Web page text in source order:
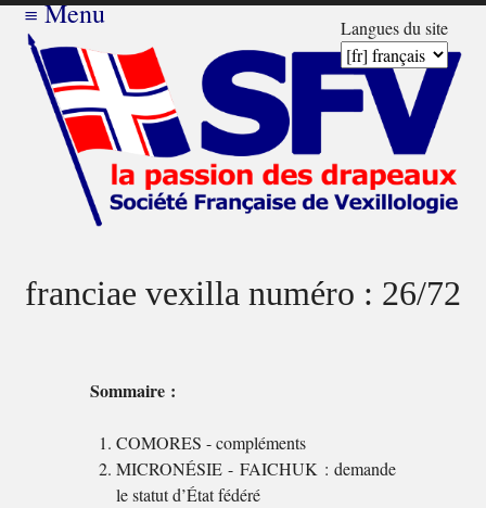
Langues du site
≡Menu
franciae vexilla numéro : 26/72
Sommaire :
COMORES - compléments
MICRONÉSIE - FAICHUK : demande
le statut d’État fédéré